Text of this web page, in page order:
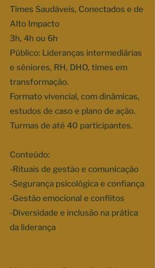
Times Saudáveis, Conectados e de
Alto Impacto
3h, 4h ou 6h
Público: Lideranças intermediárias
e sêniores, RH, DHO, times em
transformação.
Formato vivencial, com dinâmicas,
estudos de caso e plano de ação.
Turmas de até 40 participantes.
Conteúdo:
-Rituais de gestão e comunicação
-Segurança psicológica e confiança
-Gestão emocional e conflitos
-Diversidade e inclusão na prática
da liderança